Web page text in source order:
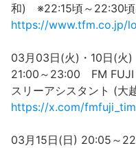
和) ※22:15頃～22:30頃
https://www.tfm.co.jp/
03月03日(火)・10日(火
21:00～23:00 FM
スリーアシスタント (大
https://x.com/
03月15日(日) 20:05～